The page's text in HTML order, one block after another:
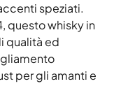
speziati.
questo whisky in
qualità ed
per gli amanti e